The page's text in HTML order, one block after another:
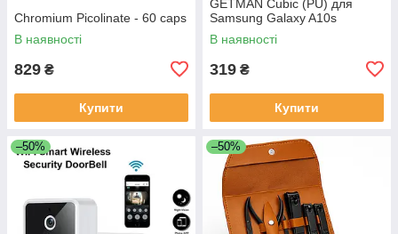
Chromium Picolinate - 60 caps
В наявності
829 ₴
Купити
GETMAN Cubic (PU) для
Samsung Galaxy A10s
В наявності
319 ₴
Купити
–50% –50%